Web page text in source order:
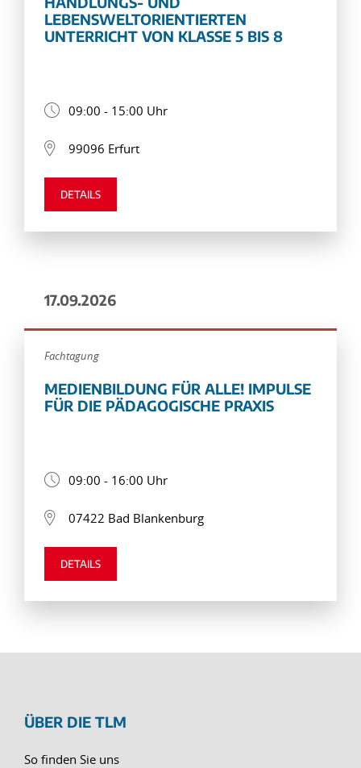
LEBENSWELTORIENTIERTEN
UNTERRICHT VON KLASSE 5 BIS 8
09:00 - 15:00 Uhr
99096 Erfurt
DETAILS
17.09.2026
Fachtagung
MEDIENBILDUNG FÜR ALLE! IMPULSE
FÜR DIE PÄDAGOGISCHE PRAXIS
09:00 - 16:00 Uhr
07422 Bad Blankenburg
DETAILS
ÜBER DIE TLM
So finden Sie uns